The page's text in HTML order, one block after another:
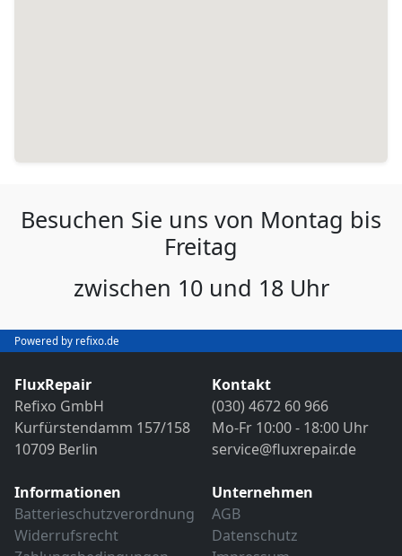
Besuchen Sie uns von Montag bis
Freitag
zwischen 10 und 18 Uhr
Powered by refixo.de
FluxRepair
Refixo GmbH
Kurfürstendamm 157/158
10709 Berlin
Kontakt
(030) 4672 60 966
Mo-Fr 10:00 - 18:00 Uhr
service@fluxrepair.de
Informationen
Batterieschutzverordnung
Widerrufsrecht
Unternehmen
AGB
Datenschutz